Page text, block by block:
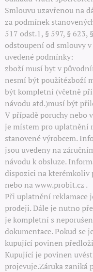
Smlouvu uzavřenou na
za podmínek
517 odst.1, § 597, §
odstoupení od smlouvy
uvedené podmínky:
zboží musí byt v
nesmí být použitézboží
být kompletní (včetně
návodu atd.)musí být
V případě poruchy nebo
je místem pro uplatnění
stanovené výrobcem.
jsou uvedeny na
návodu k obsluze.
dispozici na
nebo na www.probit.cz .
Při uplatnění reklamace
prodeji. Dále je nutno
je kompletní s
dokumentace. Pokud se
kupující povinen
Kupující je povinen
projevuje.Záruka zaniká